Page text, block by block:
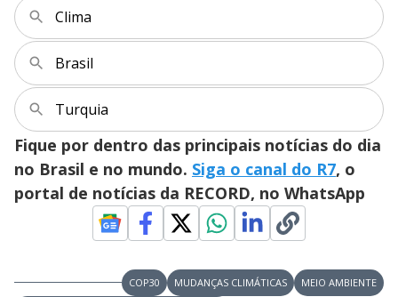
Clima
Brasil
Turquia
Fique por dentro das principais notícias do dia
no Brasil e no mundo. Siga o canal do R7, o
portal de notícias da RECORD, no WhatsApp
COP30 MUDANÇAS CLIMÁTICAS
MEIO AMBIENTE